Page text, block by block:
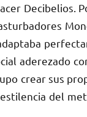
Decibelios.
aderezado
crear sus
del